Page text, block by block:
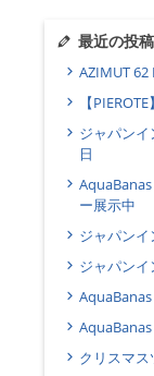
最近の投稿
AZIMUT
【
ジャパン
日
ー展示中
ジャパン
ジャパン
クリスマス